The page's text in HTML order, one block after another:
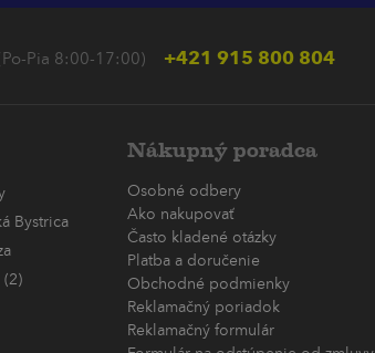
Pia 8:00-17:00) +421 915 800 804
Bystrica
(2)
Nákupný poradca
Osobné odbery
Ako nakupovať
Často kladené otázky
Platba a doručenie
Obchodné podmienky
Reklamačný poriadok
Reklamačný formulár